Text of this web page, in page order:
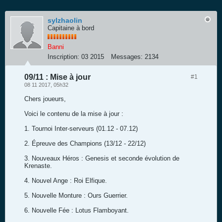
sylzhaolin
Capitaine à bord
Banni
Inscription: 03 2015 Messages: 2134
#1
09/11 : Mise à jour
08 11 2017, 05h32
Chers joueurs,
Voici le contenu de la mise à jour :
1. Tournoi Inter-serveurs (01.12 - 07.12)
2. Épreuve des Champions (13/12 - 22/12)
3. Nouveaux Héros : Genesis et seconde évolution de
Krenaste.
4. Nouvel Ange : Roi Elfique.
5. Nouvelle Monture : Ours Guerrier.
6. Nouvelle Fée : Lotus Flamboyant.